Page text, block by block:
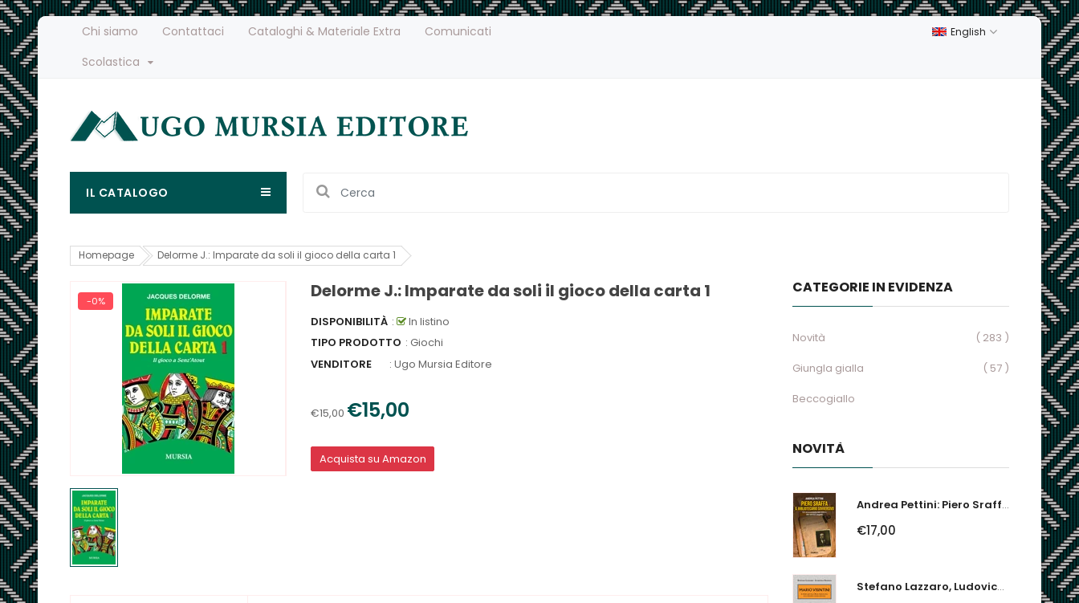
Chi siamo Contattaci Cataloghi & Materiale Extra
Comunicati
Scolastica
English
IL CATALOGO
Homepage Delorme J.: Imparate da soli il gioco della carta 1
-0% Delorme J.: Imparate da soli il gioco della carta 1
DISPONIBILITÀ :
In listino
TIPO PRODOTTO : Giochi
VENDITORE
: Ugo Mursia Editore
€15,00 €15,00
Acquista su Amazon
CATEGORIE IN EVIDENZA
Novità
( 283 )
Giungla gialla
( 57 )
Beccogiallo
NOVITÀ
Andrea Pettini: Piero Sraffa, Il Bibliotecario Sovversivo. Un Economista Nel...
€17,00
Stefano Lazzaro, Ludovico Slongo: Mario Visintini. Il Primo Asso Della...